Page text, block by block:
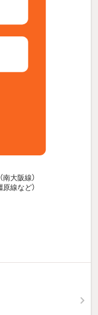
南大阪線）
原線など）